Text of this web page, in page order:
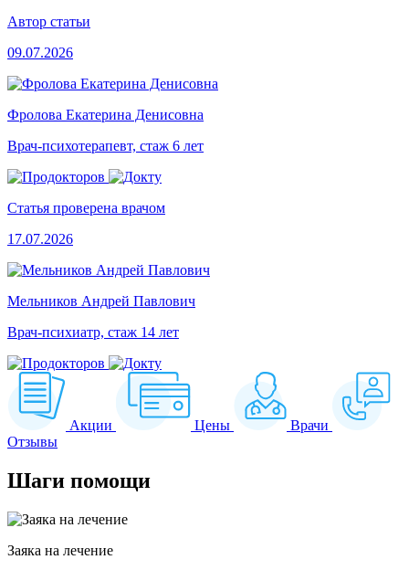
Автор статьи
09.07.2026
Фролова Екатерина Денисовна
Врач-психотерапевт, стаж 6 лет
Статья проверена врачом
17.07.2026
Мельников Андрей Павлович
Врач-психиатр, стаж 14 лет
Акции Цены
Врачи
Отзывы
Шаги помощи
Заяка на лечение